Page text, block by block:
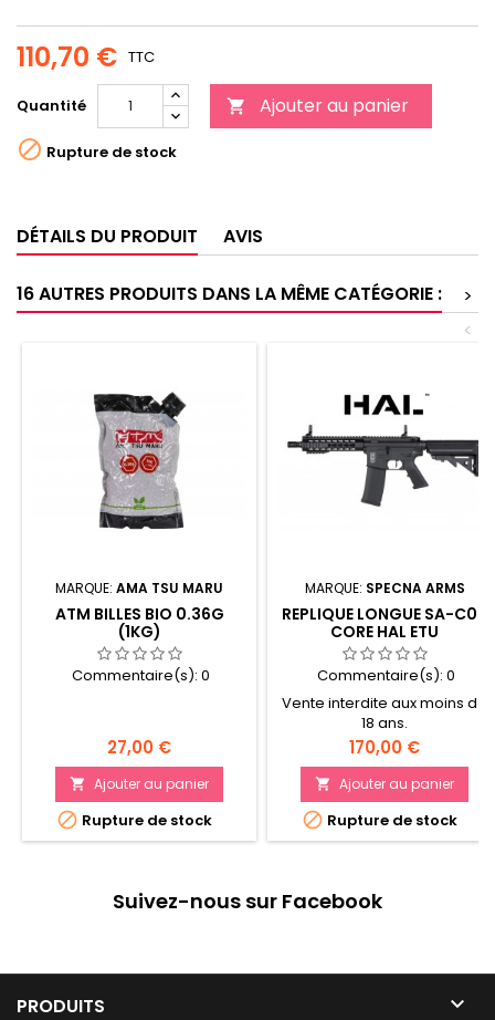
110,70 € TTC
Quantité  Ajouter au panier
 Rupture de stock
DÉTAILS DU PRODUIT AVIS
16 AUTRES PRODUITS DANS LA MÊME CATÉGORIE :
>
<
MARQUE: AMA TSU MARU
ATM BILLES BIO 0.36G
(1KG)
Commentaire(s): 0
Prix
27,00 €
 Ajouter au panier
 Rupture de stock
MARQUE: SPECNA ARMS
REPLIQUE LONGUE SA-C08
CORE HAL ETU
Commentaire(s): 0
Vente interdite aux moins de
18 ans.
Prix
170,00 €
 Ajouter au panier
 Rupture de stock
Suivez-nous sur Facebook
PRODUITS 